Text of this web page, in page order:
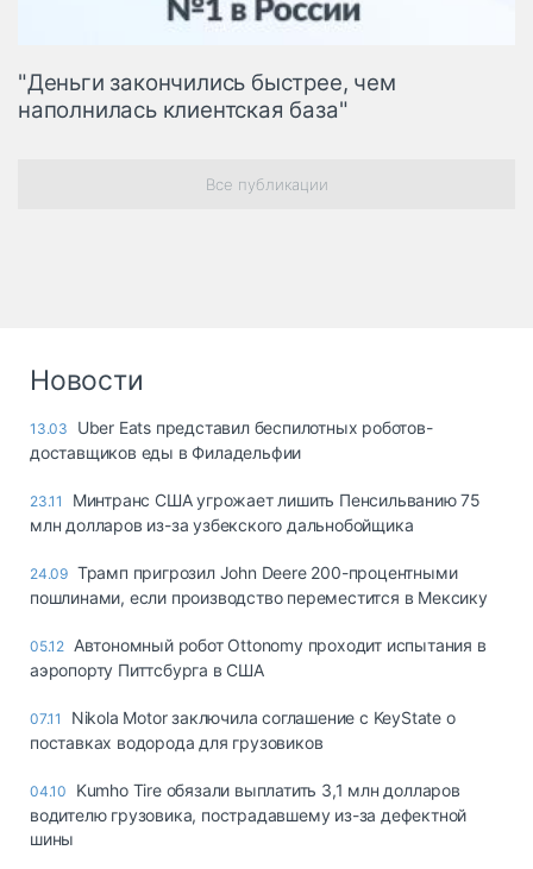
"Деньги закончились быстрее, чем
наполнилась клиентская база"
Все публикации
Новости
13.03
Uber Eats представил беспилотных роботов-
доставщиков еды в Филадельфии
23.11
Минтранс США угрожает лишить Пенсильванию 75
млн долларов из-за узбекского дальнобойщика
24.09 Трамп пригрозил John Deere 200-процентными
пошлинами, если производство переместится в Мексику
05.12 Автономный робот Ottonomy проходит испытания в
аэропорту Питтсбурга в США
07.11
Nikola Motor заключила соглашение с KeyState о
поставках водорода для грузовиков
04.10
Kumho Tire обязали выплатить 3,1 млн долларов
водителю грузовика, пострадавшему из-за дефектной
шины